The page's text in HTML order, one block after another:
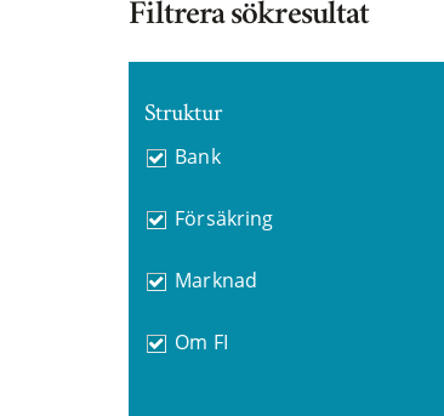
Filtrera sökresultat
Struktur
Bank
Försäkring
Marknad
Om FI